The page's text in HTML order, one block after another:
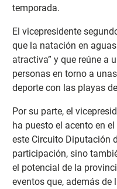
temporada.
El vicepresidente
que la natación en
atractiva” y que reúne a
personas en torno a
deporte con las playas
Por su parte, el
ha puesto el acento en
este Circuito Diputación
participación, sino
el potencial de la
eventos que, además de